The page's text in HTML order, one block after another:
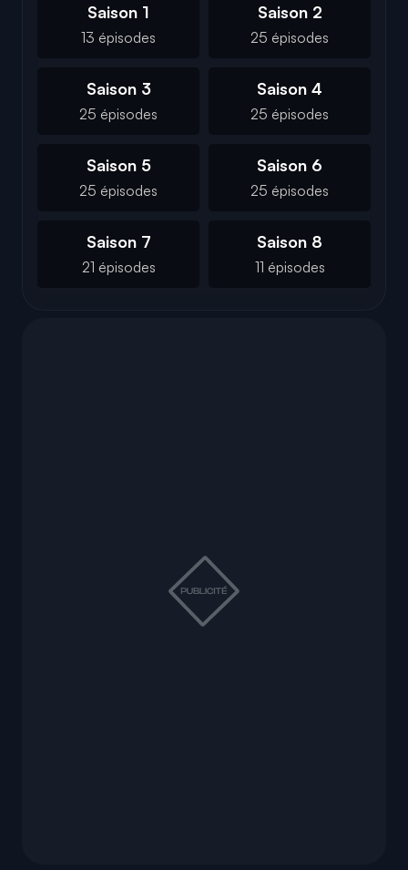
Saison 1
13 épisodes
Saison 2
25 épisodes
Saison 3
25 épisodes
Saison 4
25 épisodes
Saison 5
25 épisodes
Saison 6
25 épisodes
Saison 7
21 épisodes
Saison 8
11 épisodes